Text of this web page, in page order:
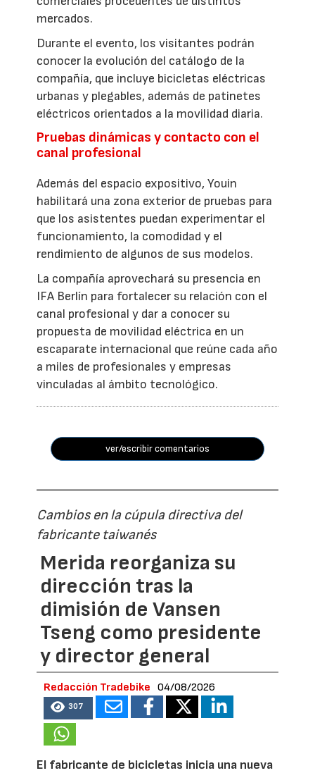
mercados.
Durante el evento, los visitantes podrán
conocer la evolución del catálogo de la
compañía, que incluye bicicletas eléctricas
urbanas y plegables, además de patinetes
eléctricos orientados a la movilidad diaria.
Pruebas dinámicas y contacto con el
canal profesional
Además del espacio expositivo, Youin
habilitará una zona exterior de pruebas para
que los asistentes puedan experimentar el
funcionamiento, la comodidad y el
rendimiento de algunos de sus modelos.
La compañía aprovechará su presencia en
IFA Berlín para fortalecer su relación con el
canal profesional y dar a conocer su
propuesta de movilidad eléctrica en un
escaparate internacional que reúne cada año
a miles de profesionales y empresas
vinculadas al ámbito tecnológico.
ver/escribir comentarios
Cambios en la cúpula directiva del
fabricante taiwanés
Merida reorganiza su
dirección tras la
dimisión de Vansen
Tseng como presidente
y director general
Redacción Tradebike 04/08/2026
307
El fabricante de bicicletas inicia una nueva